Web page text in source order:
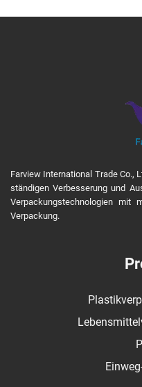
Farview International Trade Co.,
ständigen Verbesserung und
Verpackungstechnologien mit
Verpackung.